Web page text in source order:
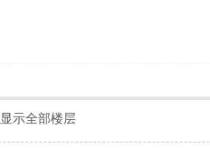
显示全部楼层